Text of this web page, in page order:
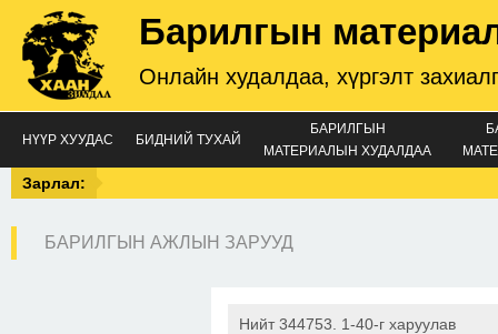
Барилгын
Онлайн худалдаа, хүргэлт
НҮҮР ХУУДАС БИДНИЙ ТУХАЙ
БАРИЛГЫН
МАТЕРИАЛЫН ХУДАЛДАА
Зарлал:
БАРИЛГЫН АЖЛЫН ЗАРУУД
Нийт 344753. 1-40-г харуулав